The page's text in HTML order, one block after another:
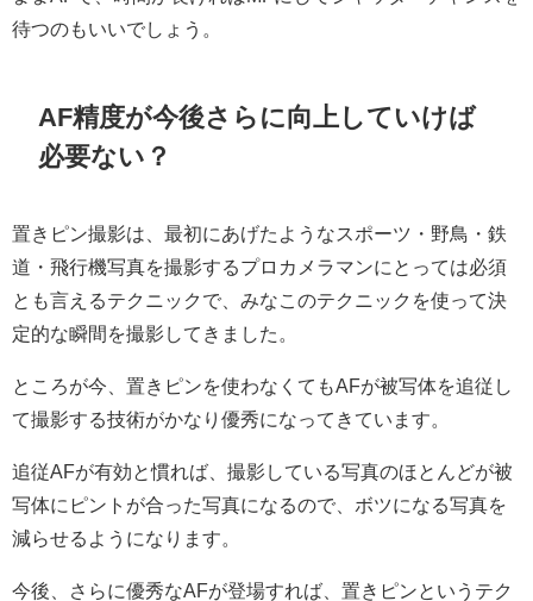
待つのもいいでしょう。
AF精度が今後さらに向上していけば
必要ない？
置きピン撮影は、最初にあげたようなスポーツ・野鳥・鉄
道・飛行機写真を撮影するプロカメラマンにとっては必須
とも言えるテクニックで、みなこのテクニックを使って決
定的な瞬間を撮影してきました。
ところが今、置きピンを使わなくてもAFが被写体を追従し
て撮影する技術がかなり優秀になってきています。
追従AFが有効と慣れば、撮影している写真のほとんどが被
写体にピントが合った写真になるので、ボツになる写真を
減らせるようになります。
今後、さらに優秀なAFが登場すれば、置きピンというテク